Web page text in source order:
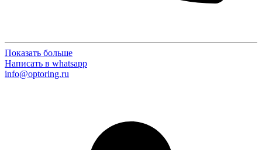
Показать больше
Написать в whatsapp
info@optoring.ru